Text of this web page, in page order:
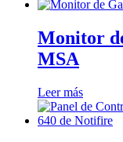
Monitor
MSA
Leer más